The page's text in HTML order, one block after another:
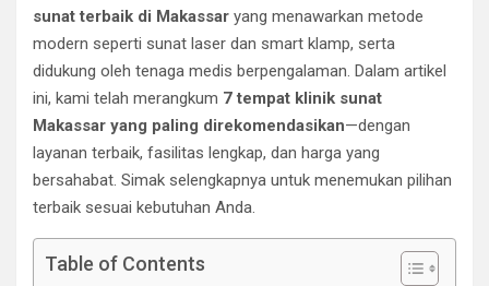
sunat terbaik di Makassar yang menawarkan metode
modern seperti sunat laser dan smart klamp, serta
didukung oleh tenaga medis berpengalaman. Dalam artikel
ini, kami telah merangkum 7 tempat klinik sunat
Makassar yang paling direkomendasikan—dengan
layanan terbaik, fasilitas lengkap, dan harga yang
bersahabat. Simak selengkapnya untuk menemukan pilihan
terbaik sesuai kebutuhan Anda.
Table of Contents